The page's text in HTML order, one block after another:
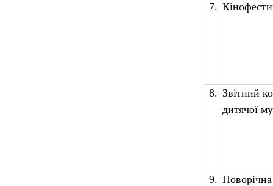
7.
8. Звітний
дитячої
9.